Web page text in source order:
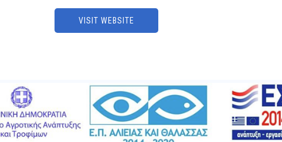
VISIT WEBSITE